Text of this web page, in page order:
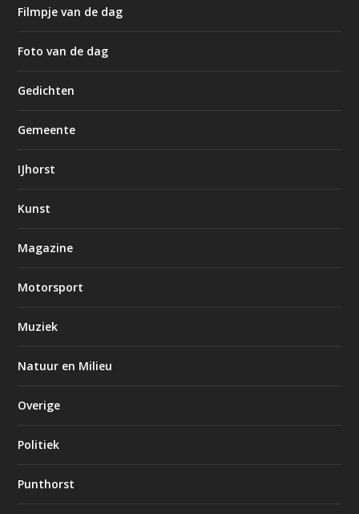
Filmpje van de dag
Foto van de dag
Gedichten
Gemeente
IJhorst
Kunst
Magazine
Motorsport
Muziek
Natuur en Milieu
Overige
Politiek
Punthorst